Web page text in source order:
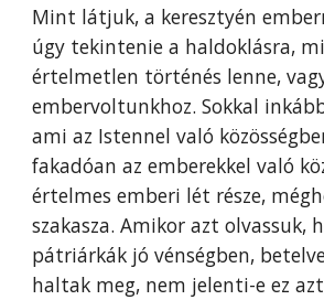
Mint látjuk, a keresztyén
úgy tekintenie a haldoklásra,
értelmetlen történés lenne,
embervoltunkhoz. Sokkal
ami az Istennel való
fakadóan az emberekkel való
értelmes emberi lét része,
szakasza. Amikor azt olvassuk,
pátriárkák jó vénségben,
haltak meg, nem jelenti-e ez